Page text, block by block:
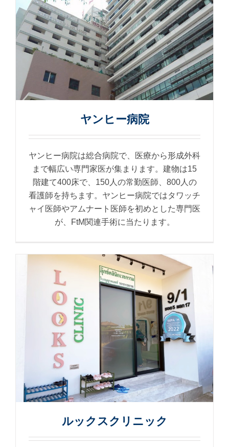
ヤンヒー病院
ヤンヒー病院は総合病院で、医療から形成外科
まで幅広い専門家医が集まります。建物は15
階建て400床で、150人の常勤医師、800人の
看護師を持ちます。ヤンヒー病院ではタワッチ
ャイ医師やアムナート医師を初めとした専門医
が、FtM関連手術に当たります。
ルックスクリニック